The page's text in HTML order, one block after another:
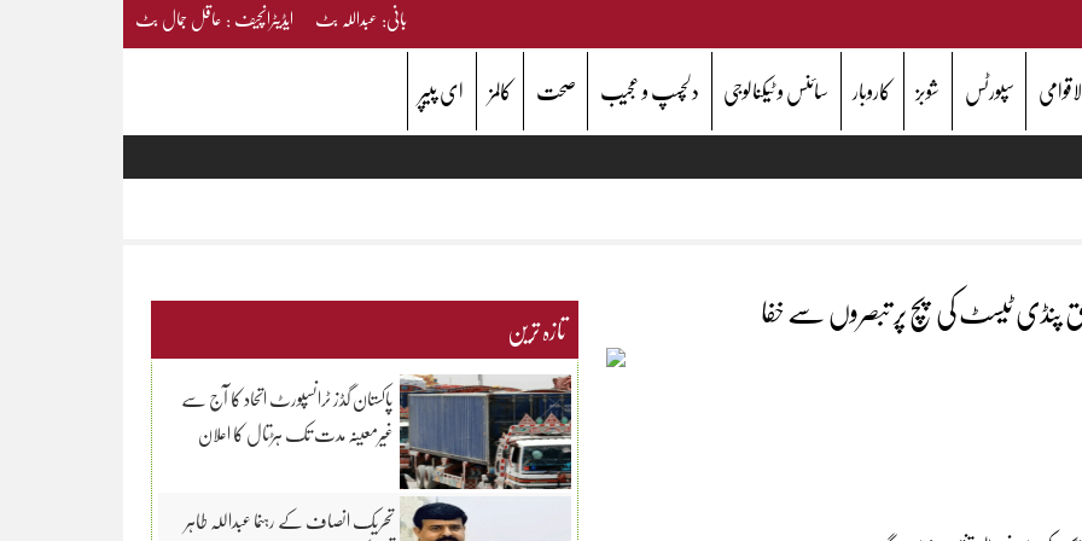
بانی: عبداللہ بٹ ایڈیٹرانچیف : عاقل جمال بٹ
سپورٹس شوبز کاروبار سائنس و ٹیکنالوجی دلچسپ و عجیب صحت کالمز ای پیپر
پنڈی ٹیسٹ کی پچ پر تبصروں سے خفا تازہ ترین
پاکستان گڈز ٹرانسپورٹ اتحاد کا آج سے
غیرمعینہ مدت تک ہڑتال کا اعلان
تحریک انصاف کے رہنما عبداللہ طاہر